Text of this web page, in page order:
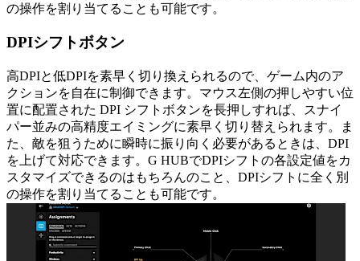
の操作を割り当てることも可能です。
DPIシフトボタン
高DPIと低DPIを素早く切り換えられるので、ゲーム内のア
クションを自在に制御できます。マウス左側の押しやすい位
置に配置された DPI シフトボタンを長押しすれば、スナイ
パー並みの高精度エイミングに素早く切り替えられます。ま
た、敵を狙うために瞬時に振り向く必要があるときは、DPI
を上げて対応できます。G HUBでDPIシフトの各設定値をカ
スタマイズできるのはもちろんのこと、DPIシフトに全く別
の操作を割り当てることも可能です。